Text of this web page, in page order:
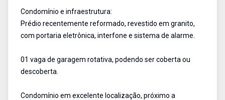
Condomínio e infraestrutura:
Prédio recentemente reformado, revestido em granito,
com portaria eletrônica, interfone e sistema de alarme.
01 vaga de garagem rotativa, podendo ser coberta ou
descoberta.
Condomínio em excelente localização, próximo a